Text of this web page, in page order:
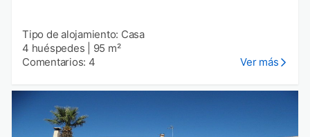
Tipo de alojamiento: Casa
4 huéspedes
95 m²
Comentarios: 4
Ver más